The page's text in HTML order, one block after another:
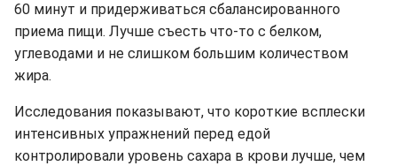
60 минут и придерживаться сбалансированного
приема пищи. Лучше съесть что-то с белком,
углеводами и не слишком большим количеством
жира.
Исследования показывают, что короткие всплески
интенсивных упражнений перед едой
контролировали уровень сахара в крови лучше, чем